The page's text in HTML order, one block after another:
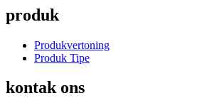
produk
Produkvertoning
Produk Tipe
kontak ons